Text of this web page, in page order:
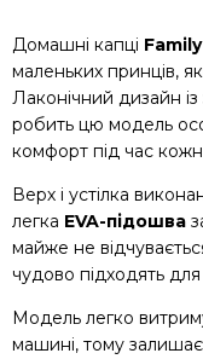
Домашні капці
маленьких принців,
Лаконічний дизайн
робить цю модель
комфорт під час
Верх і устілка
легка EVA-підошва
майже не
чудово підходять
Модель легко
машині, тому